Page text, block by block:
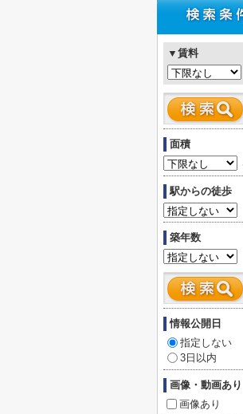
▼賃料
面積
駅からの徒歩
築年数
情報公開日
指定しない
3日以内
画像・動画あり
画像あり